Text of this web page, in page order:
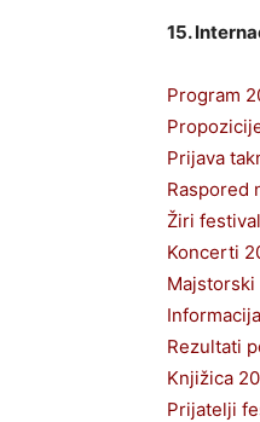
15.
Program
Prijava
Raspored
Žiri
Koncerti
Rezultati
Knjižica
Prijatelji